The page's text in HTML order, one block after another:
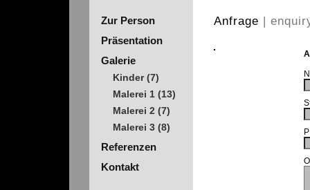
Zur Person
Präsentation
Galerie
Kinder(7)
Malerei 1 (13)
Malerei 2 (7)
Malerei 3 (8)
Referenzen
Kontakt
Anfrage |